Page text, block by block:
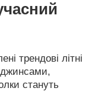
трендові літні
джинсами,
стануть